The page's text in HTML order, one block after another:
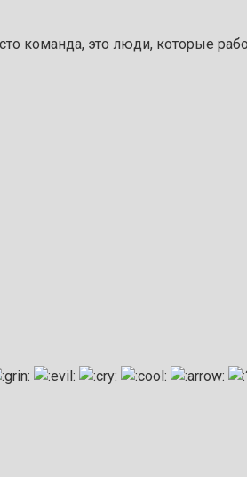
команда, это люди, которые